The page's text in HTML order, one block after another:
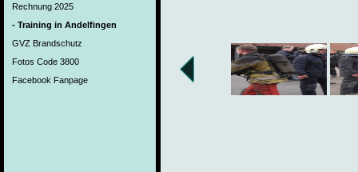
Rechnung 2025
- Training in Andelfingen
GVZ Brandschutz
Fotos Code 3800
Facebook Fanpage